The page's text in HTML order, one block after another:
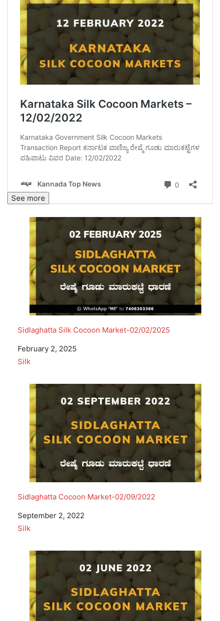
See more
Sidlaghatta Silk Cocoon Market-02/02/2025
Date
February 2, 2025
In relation to
Silk
Sidlaghatta Cocoon Market-02/09/2022
Date
September 2, 2022
In relation to
Silk